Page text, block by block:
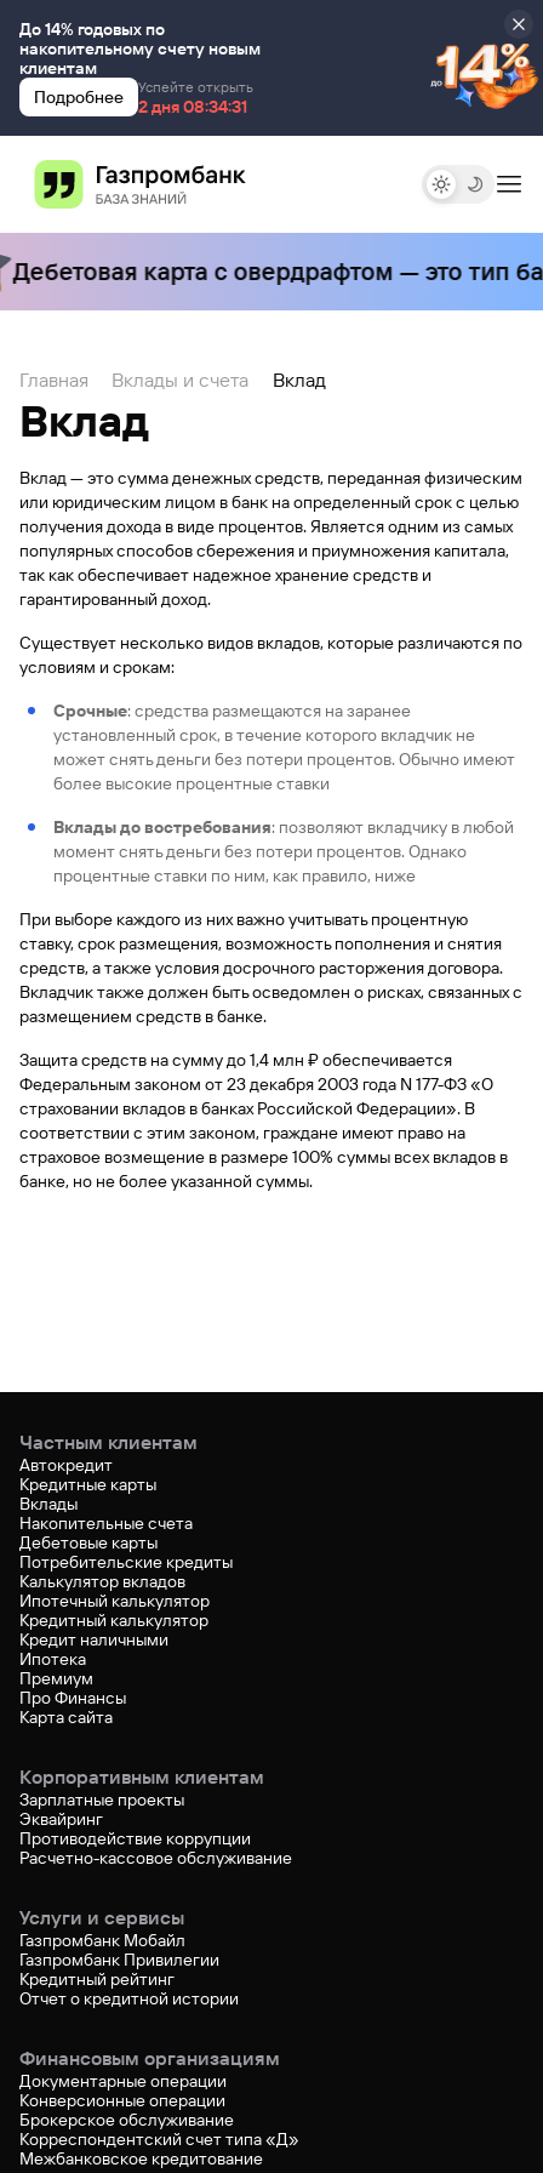
До 14% годовых по
накопительному счету новым
клиентам
Успейте открыть
2 дня 00:00:00
2 дня 08:34:31
Подробнее
Дебетовая карта с овердрафтом — это тип
Главная Вклады и счета Вклад
Вклад
Вклад — это сумма денежных средств, переданная физическим
или юридическим лицом в банк на определенный срок с целью
получения дохода в виде процентов. Является одним из самых
популярных способов сбережения и приумножения капитала,
так как обеспечивает надежное хранение средств и
гарантированный доход.
Существует несколько видов вкладов, которые различаются по
условиям и срокам:
Срочные: средства размещаются на заранее
установленный срок, в течение которого вкладчик не
может снять деньги без потери процентов. Обычно имеют
более высокие процентные ставки
Вклады до востребования: позволяют вкладчику в любой
момент снять деньги без потери процентов. Однако
процентные ставки по ним, как правило, ниже
При выборе каждого из них важно учитывать процентную
ставку, срок размещения, возможность пополнения и снятия
средств, а также условия досрочного расторжения договора.
Вкладчик также должен быть осведомлен о рисках, связанных с
размещением средств в банке.
Защита средств на сумму до 1,4 млн ₽ обеспечивается
Федеральным законом от 23 декабря 2003 года N 177-ФЗ «О
страховании вкладов в банках Российской Федерации». В
соответствии с этим законом, граждане имеют право на
страховое возмещение в размере 100% суммы всех вкладов в
банке, но не более указанной суммы.
Частным клиентам
Автокредит
Кредитные карты
Вклады
Накопительные счета
Дебетовые карты
Потребительские кредиты
Калькулятор вкладов
Ипотечный калькулятор
Кредитный калькулятор
Кредит наличными
Ипотека
Премиум
Про Финансы
Карта сайта
Корпоративным клиентам
Зарплатные проекты
Эквайринг
Противодействие коррупции
Расчетно-кассовое обслуживание
Услуги и сервисы
Газпромбанк Мобайл
Газпромбанк Привилегии
Кредитный рейтинг
Отчет о кредитной истории
Финансовым организациям
Документарные операции
Конверсионные операции
Брокерское обслуживание
Корреспондентский счет типа «Д»
Межбанковское кредитование